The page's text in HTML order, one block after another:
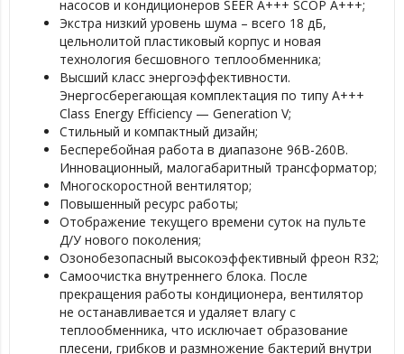
насосов и кондиционеров SEER A+++ SCOP A+++;
Экстра низкий уровень шума – всего 18 дБ,
цельнолитой пластиковый корпус и новая
технология бесшовного теплообменника;
Высший класс энергоэффективности.
Энергосберегающая комплектация по типу A+++
Class Energy Efficiency — Generation V;
Стильный и компактный дизайн;
Бесперебойная работа в диапазоне 96В-260В.
Инновационный, малогабаритный трансформатор;
Многоскоростной вентилятор;
Повышенный ресурс работы;
Отображение текущего времени суток на пульте
Д/У нового поколения;
Озонобезопасный высокоэффективный фреон R32;
Самоочистка внутреннего блока. После
прекращения работы кондиционера, вентилятор
не останавливается и удаляет влагу с
теплообменника, что исключает образование
плесени, грибков и размножение бактерий внутри